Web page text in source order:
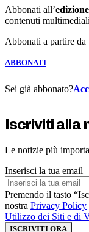
Abbonati all’
contenuti
Abbonati a partire da
ABBONATI
Sei già abbonato?
Iscriviti alla
Le notizie più
Inserisci la tua email
Premendo il tasto
nostra Privacy Policy
Utilizzo dei Siti e di
ISCRIVITI ORA